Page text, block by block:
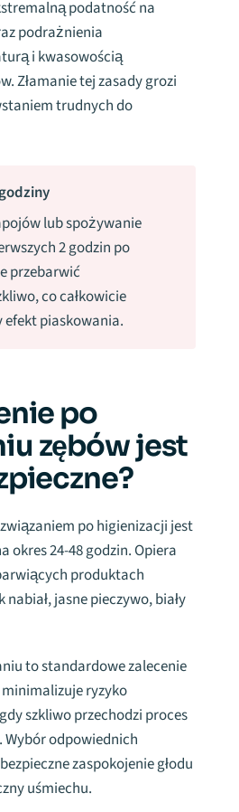
podatność na
podrażnienia
i kwasowością
Złamanie tej zasady grozi
trudnych do
lub spożywanie
2 godzin po
przebarwić
co całkowicie
efekt piaskowania.
po
zębów jest
po higienizacji jest
okres 24-48 godzin. Opiera
produktach
jasne pieczywo, biały
to standardowe zalecenie
ryzyko
szkliwo przechodzi proces
odpowiednich
zaspokojenie głodu
uśmiechu.